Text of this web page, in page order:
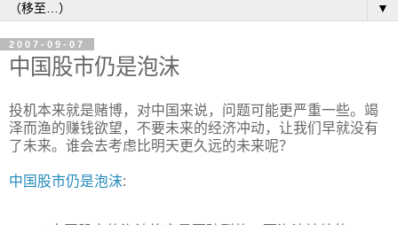
▼
2007-09-07
中国股市仍是泡沫
投机本来就是赌博，对中国来说，问题可能更严重一些。竭
泽而渔的赚钱欲望，不要未来的经济冲动，让我们早就没有
了未来。谁会去考虑比明天更久远的未来呢？
中国股市仍是泡沫: